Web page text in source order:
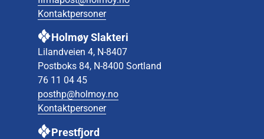
Kontaktpersoner
Holmøy Slakteri
Lilandveien 4, N-8407
Postboks 84, N-8400 Sortland
76 11 04 45
posthp@holmoy.no
Kontaktpersoner
Prestfjord